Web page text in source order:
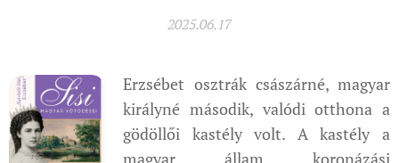
2025.06.17
Erzsébet osztrák császárné, magyar
királyné második, valódi otthona a
gödöllői kastély volt. A kastély a
magyar állam koronázási